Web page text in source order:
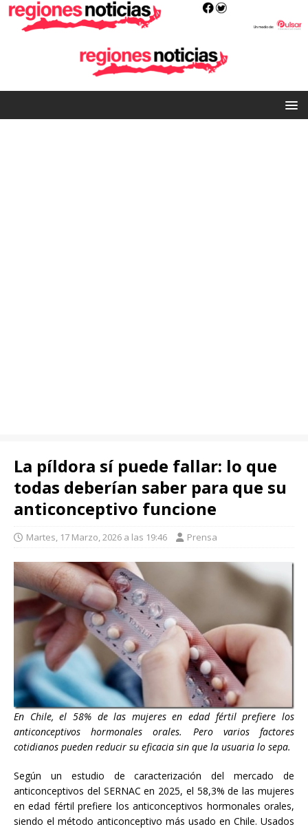
La píldora sí puede fallar: lo que
todas deberían saber para que su
anticonceptivo funcione
Martes, 17 Marzo, 2026 a las 19:46 Prensa
En Chile, el 58% de las mujeres en edad fértil prefiere los
anticonceptivos hormonales orales. Pero varios factores
cotidianos pueden reducir su eficacia sin que la usuaria lo sepa.
Según un estudio de caracterización del mercado de
anticonceptivos del SERNAC en 2025, el 58,3% de las mujeres
en edad fértil prefiere los anticonceptivos hormonales orales,
siendo el método anticonceptivo más usado en Chile. Usados